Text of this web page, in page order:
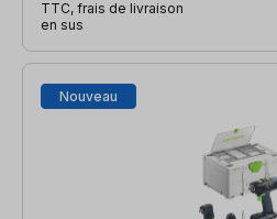
TTC, frais de livraison
en sus
Nouveau